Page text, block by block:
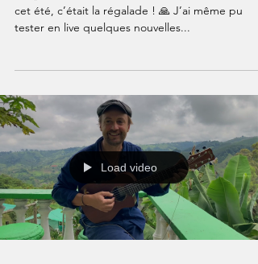
cet été, c’était la régalade ! 🙏 J’ai même pu
tester en live quelques nouvelles...
Load video